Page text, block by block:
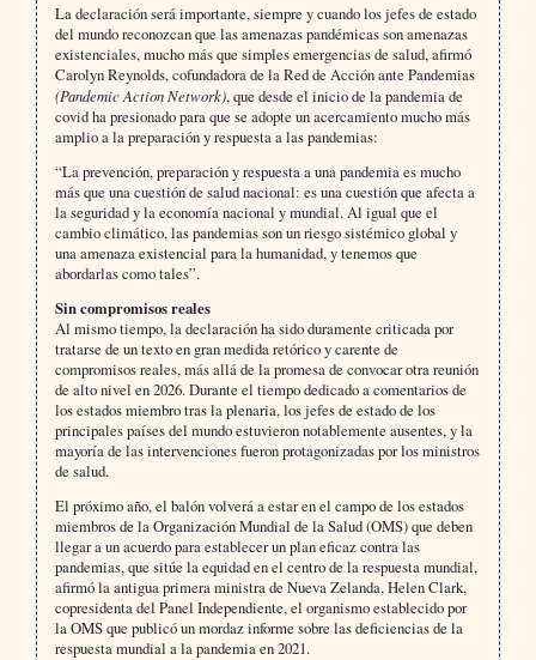
La declaración será importante, siempre y cuando los jefes de estado
del mundo reconozcan que las amenazas pandémicas son amenazas
existenciales, mucho más que simples emergencias de salud, afirmó
Carolyn Reynolds, cofundadora de la Red de Acción ante Pandemias
(Pandemic Action Network), que desde el inicio de la pandemia de
covid ha presionado para que se adopte un acercamiento mucho más
amplio a la preparación y respuesta a las pandemias:
“La prevención, preparación y respuesta a una pandemia es mucho
más que una cuestión de salud nacional: es una cuestión que afecta a
la seguridad y la economía nacional y mundial. Al igual que el
cambio climático, las pandemias son un riesgo sistémico global y
una amenaza existencial para la humanidad, y tenemos que
abordarlas como tales”.
Sin compromisos reales
Al mismo tiempo, la declaración ha sido duramente criticada por
tratarse de un texto en gran medida retórico y carente de
compromisos reales, más allá de la promesa de convocar otra reunión
de alto nivel en 2026. Durante el tiempo dedicado a comentarios de
los estados miembro tras la plenaria, los jefes de estado de los
principales países del mundo estuvieron notablemente ausentes, y la
mayoría de las intervenciones fueron protagonizadas por los ministros
de salud.
El próximo año, el balón volverá a estar en el campo de los estados
miembros de la Organización Mundial de la Salud (OMS) que deben
llegar a un acuerdo para establecer un plan eficaz contra las
pandemias, que sitúe la equidad en el centro de la respuesta mundial,
afirmó la antigua primera ministra de Nueva Zelanda, Helen Clark,
copresidenta del Panel Independiente, el organismo establecido por
la OMS que publicó un mordaz informe sobre las deficiencias de la
respuesta mundial a la pandemia en 2021.